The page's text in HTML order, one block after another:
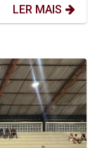
LER MAIS